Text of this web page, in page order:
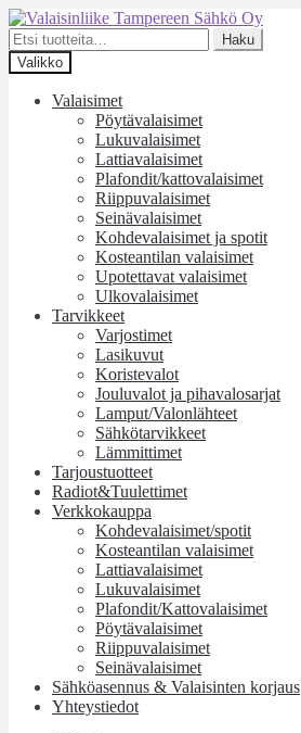
Siirry
navigointiin
Siirry
sisältöön
Etsi:
Haku
Valikko
Valaisimet
Pöytävalaisimet
Lukuvalaisimet
Lattiavalaisimet
Plafondit/kattovalaisimet
Riippuvalaisimet
Seinävalaisimet
Kohdevalaisimet ja spotit
Kosteantilan valaisimet
Upotettavat valaisimet
Ulkovalaisimet
Tarvikkeet
Varjostimet
Lasikuvut
Koristevalot
Jouluvalot ja pihavalosarjat
Lamput/Valonlähteet
Sähkötarvikkeet
Lämmittimet
Tarjoustuotteet
Radiot&Tuulettimet
Verkkokauppa
Kohdevalaisimet/spotit
Kosteantilan valaisimet
Lattiavalaisimet
Lukuvalaisimet
Plafondit/Kattovalaisimet
Pöytävalaisimet
Riippuvalaisimet
Seinävalaisimet
Sähköasennus & Valaisinten korjaus
Yhteystiedot